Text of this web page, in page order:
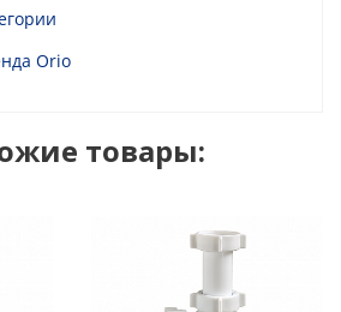
Orio
товары: